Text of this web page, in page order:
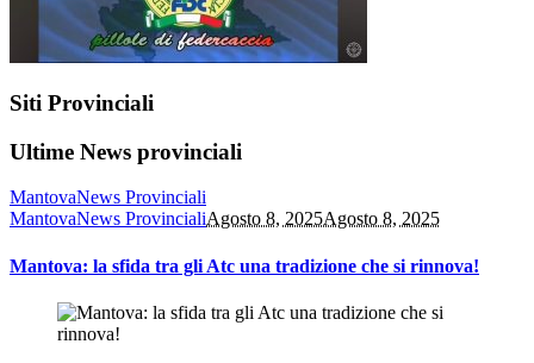
Siti Provinciali
Ultime News provinciali
MantovaNews Provinciali
MantovaNews ProvincialiAgosto 8, 2025Agosto 8, 2025
Mantova: la sfida tra gli Atc una tradizione che si rinnova!